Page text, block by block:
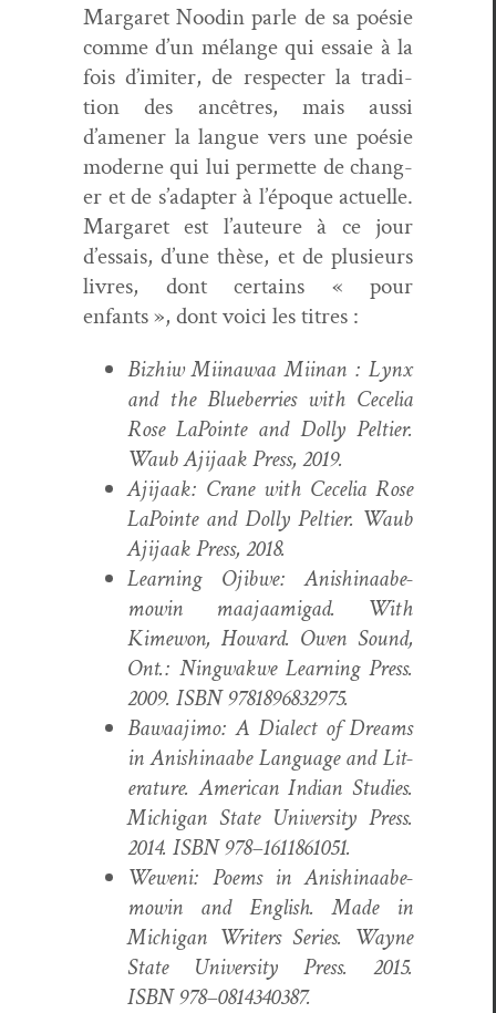
Mar­garet Nood­in par­le de sa poésie
comme d’un mélange qui essaie à la
fois d’imiter, de respecter la tra­di­
tion des ancêtres, mais aus­si
d’amener la langue vers une poésie
mod­erne qui lui per­me­tte de chang­
er et de s’adapter à l’époque actuelle.
Mar­garet est l’auteure à ce jour
d’essais, d’une thèse, et de plusieurs
livres, dont cer­tains « pour
enfants », dont voici les titres :
Bizhiw Miinawaa Miinan : Lynx
and the Blue­ber­ries with Cecelia
Rose LaPointe and Dol­ly Pelti­er.
Waub Aji­jaak Press, 2019.
Aji­jaak: Crane with Cecelia Rose
LaPointe and Dol­ly Pelti­er. Waub
Aji­jaak Press, 2018.
Learn­ing Ojib­we: Anishi­naabe­
mowin maa­jaami­gad. With
Kime­won, Howard. Owen Sound,
Ont.: Ning­wak­we Learn­ing Press.
2009. ISBN 9781896832975.
Bawaa­ji­mo: A Dialect of Dreams
in Anishi­naabe Lan­guage and Lit­
er­a­ture. Amer­i­can Indi­an Stud­ies.
Michi­gan State Uni­ver­si­ty Press.
2014. ISBN 978–1611861051.
Weweni: Poems in Anishi­naabe­
mowin and Eng­lish. Made in
Michi­gan Writ­ers Series. Wayne
State Uni­ver­si­ty Press. 2015.
ISBN 978–0814340387.